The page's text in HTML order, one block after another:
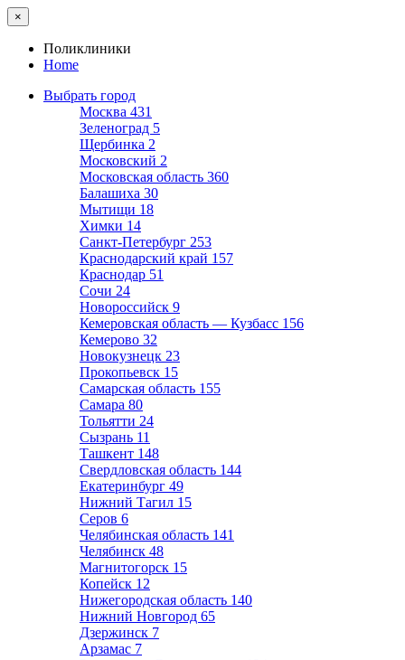
×
Поликлиники
Home
Выбрать город
Москва 431
Зеленоград 5
Щербинка 2
Московский 2
Московская область 360
Балашиха 30
Мытищи 18
Химки 14
Санкт-Петербург 253
Краснодарский край 157
Краснодар 51
Сочи 24
Новороссийск 9
Кемеровская область — Кузбасс 156
Кемерово 32
Новокузнецк 23
Прокопьевск 15
Самарская область 155
Самара 80
Тольятти 24
Сызрань 11
Ташкент 148
Свердловская область 144
Екатеринбург 49
Нижний Тагил 15
Серов 6
Челябинская область 141
Челябинск 48
Магнитогорск 15
Копейск 12
Нижегородская область 140
Нижний Новгород 65
Дзержинск 7
Арзамас 7